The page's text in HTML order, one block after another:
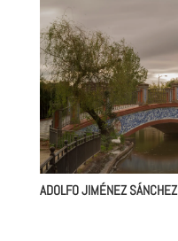
ADOLFO JIMÉNEZ SÁNCHEZ